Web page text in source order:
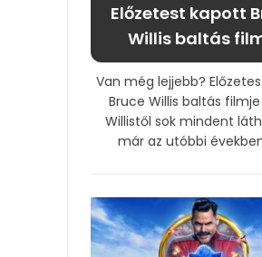
Előzetest kapott
Willis baltás
Van még lejjebb?
Bruce Willis baltás
Willistől sok mindent
már az utóbbi